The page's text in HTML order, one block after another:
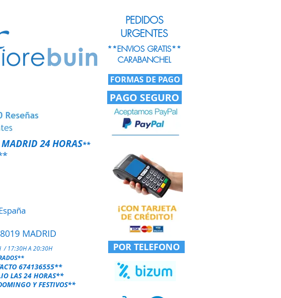
24 HORAS**
MADRID
/ 17:30H A 20:30H
674136555**
LAS 24 HORAS**
Y FESTIVOS**
PEDIDOS
URGENTES
**ENVIOS GRATIS**
CARABANCHEL
FORMAS DE PAGO
PAGO SEGURO
POR TELEFONO